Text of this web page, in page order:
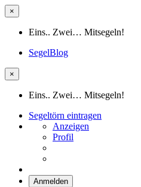
×
Eins.. Zwei… Mitsegeln!
SegelBlog
×
Eins.. Zwei… Mitsegeln!
Segeltörn eintragen
Anzeigen
Profil
Anmelden